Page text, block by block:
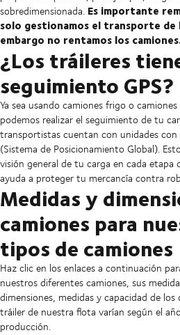
sobredimensionada. Es importante
solo gestionamos el transporte de
embargo no rentamos los
¿Los tráileres
seguimiento GPS?
Ya sea usando camiones frigo o
podemos realizar el seguimiento de tu
transportistas cuentan con unidades con
(Sistema de Posicionamiento Global).
visión general de tu carga en cada etapa
ayuda a proteger tu mercancía contra
Medidas y
camiones para
tipos de camiones
Haz clic en los enlaces a continuación
nuestros diferentes camiones, sus
dimensiones, medidas y capacidad de los
tráiler de nuestra flota varían según el
producción.